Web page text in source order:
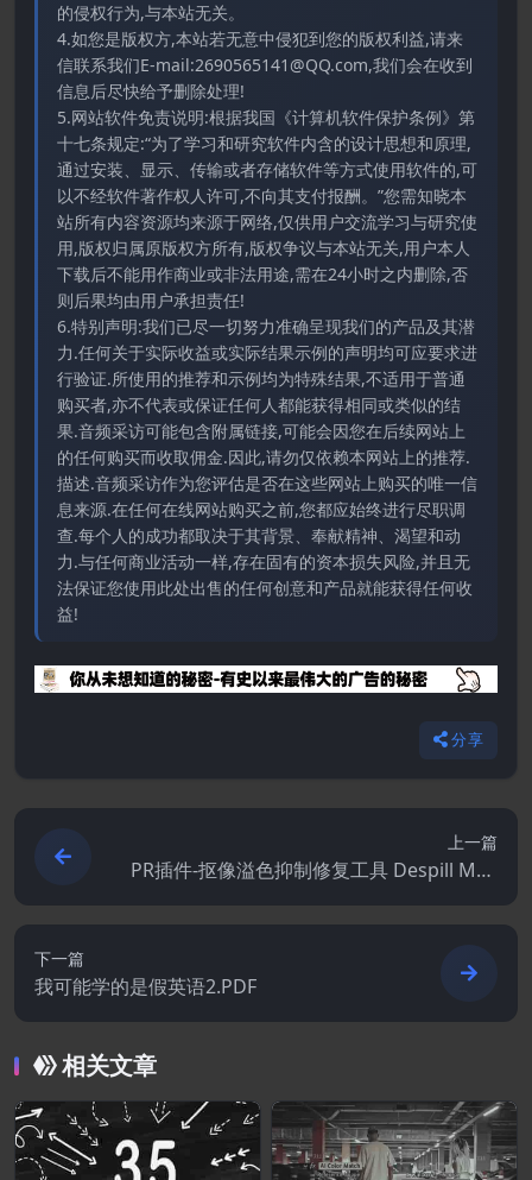
的侵权行为,与本站无关。
4.如您是版权方,本站若无意中侵犯到您的版权利益,请来
信联系我们E-mail:2690565141@QQ.com,我们会在收到
信息后尽快给予删除处理!
5.网站软件免责说明:根据我国《计算机软件保护条例》第
十七条规定:“为了学习和研究软件内含的设计思想和原理,
通过安装、显示、传输或者存储软件等方式使用软件的,可
以不经软件著作权人许可,不向其支付报酬。”您需知晓本
站所有内容资源均来源于网络,仅供用户交流学习与研究使
用,版权归属原版权方所有,版权争议与本站无关,用户本人
下载后不能用作商业或非法用途,需在24小时之内删除,否
则后果均由用户承担责任!
6.特别声明:我们已尽一切努力准确呈现我们的产品及其潜
力.任何关于实际收益或实际结果示例的声明均可应要求进
行验证.所使用的推荐和示例均为特殊结果,不适用于普通
购买者,亦不代表或保证任何人都能获得相同或类似的结
果.音频采访可能包含附属链接,可能会因您在后续网站上
的任何购买而收取佣金.因此,请勿仅依赖本网站上的推荐.
描述.音频采访作为您评估是否在这些网站上购买的唯一信
息来源.在任何在线网站购买之前,您都应始终进行尽职调
查.每个人的成功都取决于其背景、奉献精神、渴望和动
力.与任何商业活动一样,存在固有的资本损失风险,并且无
法保证您使用此处出售的任何创意和产品就能获得任何收
益!
分享
上一篇
PR插件-抠像溢色抑制修复工具 Despill Mae
stro v1.0.1 Win
下一篇
我可能学的是假英语2.PDF
相关文章